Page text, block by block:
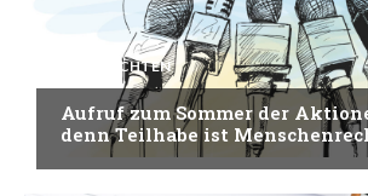
NACHRICHTEN
Aufruf zum Sommer der
denn Teilhabe ist